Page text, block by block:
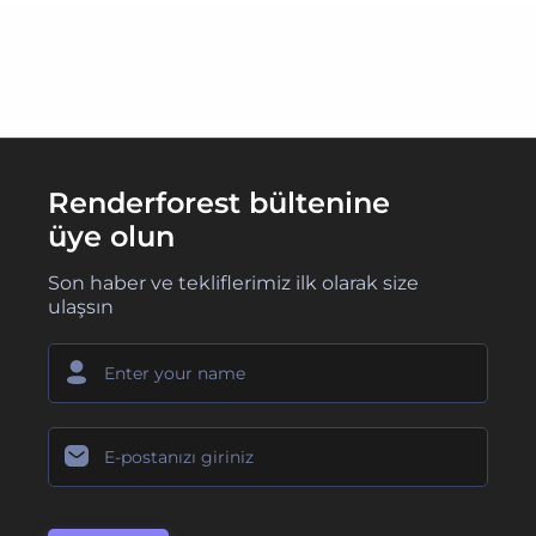
Renderforest bültenine
üye olun
Son haber ve tekliflerimiz ilk olarak size
ulaşsın